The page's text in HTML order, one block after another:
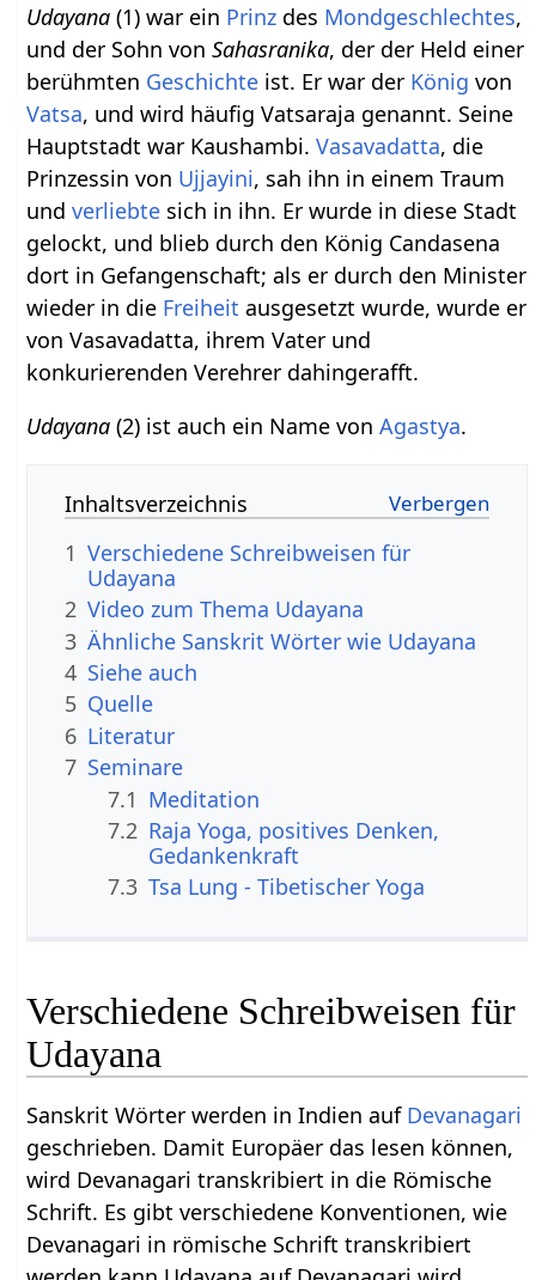
Udayana (1) war ein Prinz des Mondgeschlechtes,
und der Sohn vonSahasranika, der der Held einer
berühmten Geschichte ist. Er war der König von
Vatsa, und wird häufig Vatsaraja genannt. Seine
Hauptstadt war Kaushambi.Vasavadatta, die
Prinzessin von Ujjayini, sah ihn in einem Traum
undverliebte sich in ihn. Er wurde in diese Stadt
gelockt, und blieb durch den König Candasena
dort in Gefangenschaft; als er durch den Minister
wieder in die Freiheit ausgesetzt wurde, wurde er
von Vasavadatta, ihrem Vater und
konkurierenden Verehrer dahingerafft.
Udayana (2) ist auch ein Name vonAgastya.
Inhaltsverzeichnis
1 Verschiedene Schreibweisen für
Udayana
2 Video zum Thema Udayana
3 Ähnliche Sanskrit Wörter wie Udayana
4 Siehe auch
5 Quelle
6 Literatur
7 Seminare
7.1 Meditation
7.2 Raja Yoga, positives Denken,
Gedankenkraft
7.3 Tsa Lung - Tibetischer Yoga
Verschiedene Schreibweisen für
Udayana
Sanskrit Wörter werden in Indien auf Devanagari
geschrieben. Damit Europäer das lesen können,
wird Devanagari transkribiert in die Römische
Schrift. Es gibt verschiedene Konventionen, wie
Devanagari in römische Schrift transkribiert